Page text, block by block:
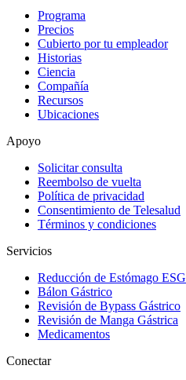
Programa
Precios
Cubierto por tu empleador
Historias
Ciencia
Compañía
Recursos
Ubicaciones
Apoyo
Solicitar consulta
Reembolso de vuelta
Política de privacidad
Consentimiento de Telesalud
Términos y condiciones
Servicios
Reducción de Estómago ESG
Bálon Gástrico
Revisión de Bypass Gástrico
Revisión de Manga Gástrica
Medicamentos
Conectar